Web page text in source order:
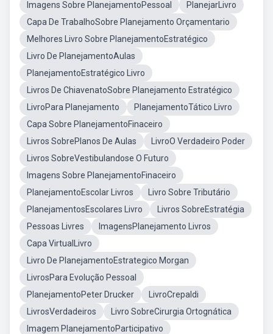
Imagens Sobre PlanejamentoPessoal
PlanejarLivro
Capa De TrabalhoSobre Planejamento Orçamentario
Melhores Livro Sobre PlanejamentoEstratégico
Livro De PlanejamentoAulas
PlanejamentoEstratégico Livro
Livros De ChiavenatoSobre Planejamento Estratégico
LivroPara Planejamento
PlanejamentoTático Livro
Capa Sobre PlanejamentoFinaceiro
Livros SobrePlanos De Aulas
LivroO Verdadeiro Poder
Livros SobreVestibulandose O Futuro
Imagens Sobre PlanejamentoFinaceiro
PlanejamentoEscolar Livros
Livro Sobre Tributário
PlanejamentosEscolares Livro
Livros SobreEstratégia
Pessoas Livres
ImagensPlanejamento Livros
Capa VirtualLivro
Livro De PlanejamentoEstrategico Morgan
LivrosPara Evolução Pessoal
PlanejamentoPeter Drucker
LivroCrepaldi
LivrosVerdadeiros
Livro SobreCirurgia Ortognática
Imagem PlanejamentoParticipativo